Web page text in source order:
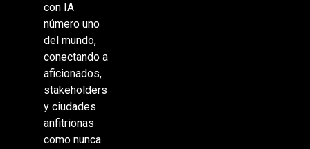
con IA
número uno
del mundo,
conectando a
aficionados,
stakeholders
y ciudades
anfitrionas
como nunca